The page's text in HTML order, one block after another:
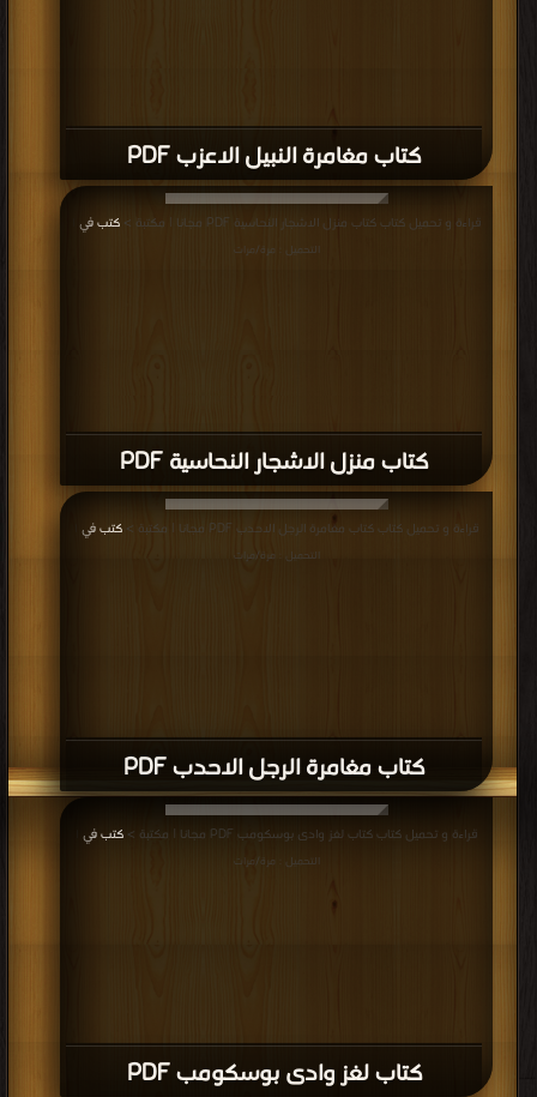
كتاب مغامرة النبيل الاعزب PDF
كتاب منزل الاشجار النحاسية PDF
قراءة و تحميل كتاب كتاب منزل الاشجار النحاسية PDF مجانا | مكتبة > كتب في
التحميل : مرة/مرات
كتاب مغامرة الرجل الاحدب PDF
قراءة و تحميل كتاب كتاب مغامرة الرجل الاحدب PDF مجانا | مكتبة > كتب في
التحميل : مرة/مرات
كتاب لغز وادى بوسكومب PDF
قراءة و تحميل كتاب كتاب لغز وادى بوسكومب PDF مجانا | مكتبة > كتب في
التحميل : مرة/مرات